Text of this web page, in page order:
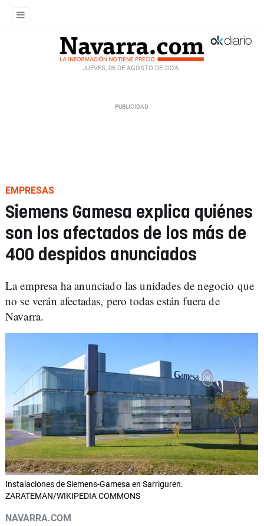
JUEVES, 06 DE AGOSTO DE 2026
EMPRESAS
Siemens Gamesa explica quiénes
son los afectados de los más de
400 despidos anunciados
La empresa ha anunciado las unidades de negocio que
no se verán afectadas, pero todas están fuera de
Navarra.
Instalaciones de Siemens-Gamesa en Sarriguren.
ZARATEMAN/WIKIPEDIA COMMONS
NAVARRA.COM